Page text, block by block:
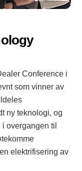
Conference i
som vinner av
ny teknologi, og
overgangen til
elektrifisering av